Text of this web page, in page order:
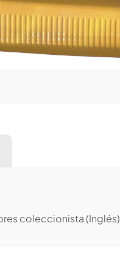
coleccionista (Inglés)